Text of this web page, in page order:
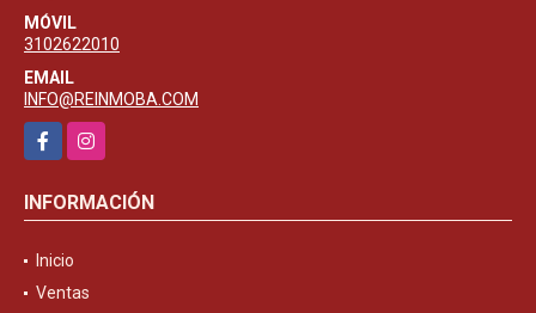
MÓVIL
3102622010
EMAIL
INFO@REINMOBA.COM
FacebookInstagram
INFORMACIÓN
Inicio
Ventas